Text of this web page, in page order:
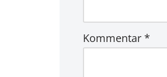
Kommentar *